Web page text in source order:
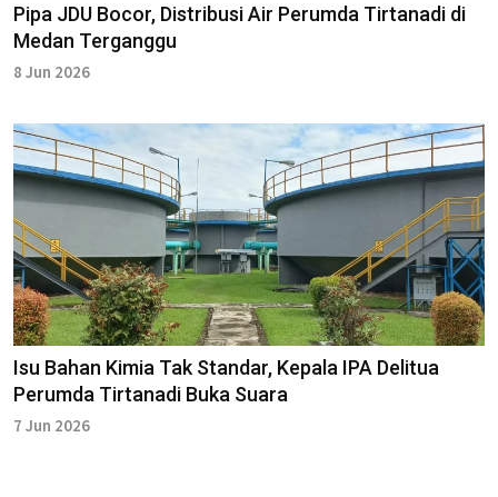
Pipa JDU Bocor, Distribusi Air Perumda Tirtanadi di
Medan Terganggu
8 Jun 2026
Isu Bahan Kimia Tak Standar, Kepala IPA Delitua
Perumda Tirtanadi Buka Suara
7 Jun 2026